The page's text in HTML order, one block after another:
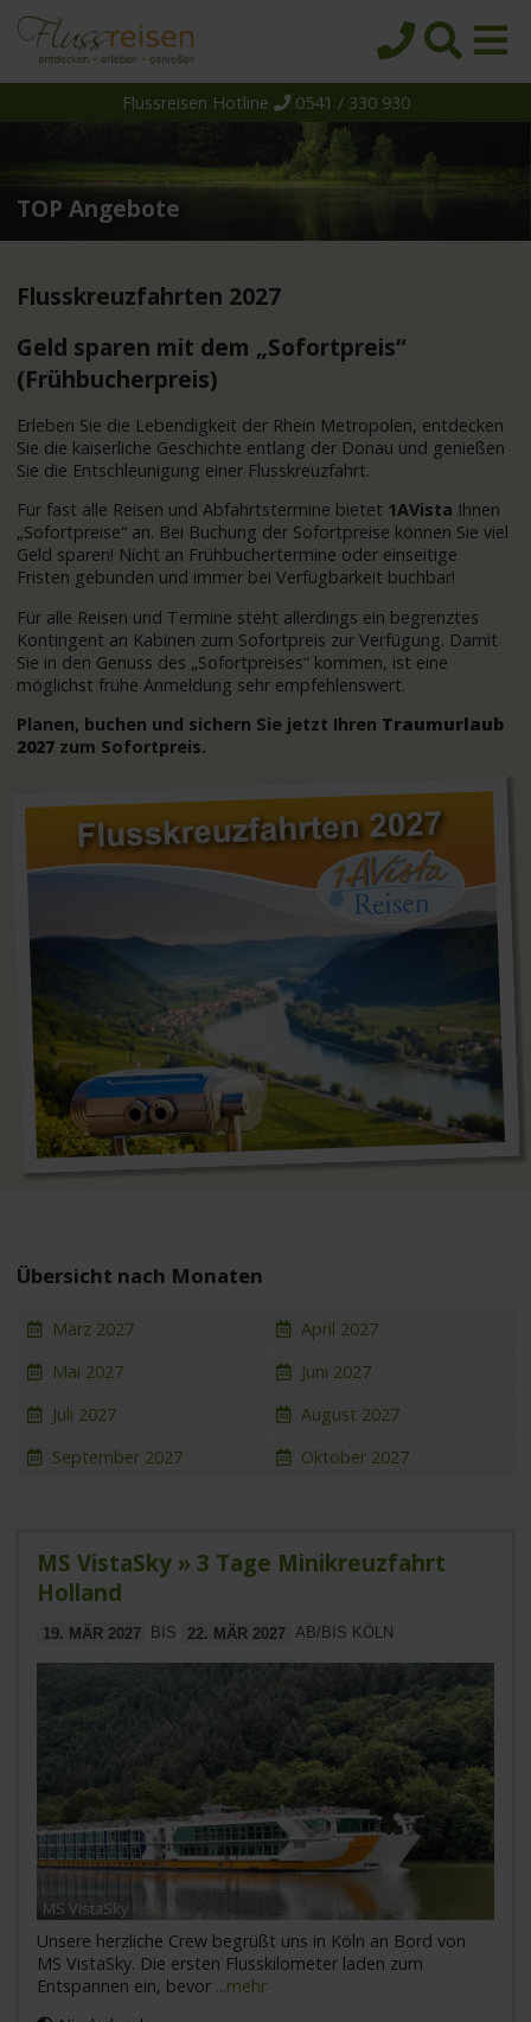
Themen
Reedereien
Über uns
Wissen
Suche
Flussreisen Hotline 0541 / 330 930
TOP Angebote
Flusskreuzfahrten 2027
Geld sparen mit dem „Sofortpreis“
(Frühbucherpreis)
Erleben Sie die Lebendigkeit der Rhein Metropolen, entdecken
Sie die kaiserliche Geschichte entlang der Donau und genießen
Sie die Entschleunigung einer Flusskreuzfahrt.
Für fast alle Reisen und Abfahrtstermine bietet 1AVista Ihnen
„Sofortpreise“ an. Bei Buchung der Sofortpreise können Sie viel
Geld sparen! Nicht an Frühbuchertermine oder einseitige
Fristen gebunden und immer bei Verfügbarkeit buchbar!
Für alle Reisen und Termine steht allerdings ein begrenztes
Kontingent an Kabinen zum Sofortpreis zur Verfügung. Damit
Sie in den Genuss des „Sofortpreises“ kommen, ist eine
möglichst frühe Anmeldung sehr empfehlenswert.
Planen, buchen und sichern Sie jetzt Ihren Traumurlaub
2027 zum Sofortpreis.
Übersicht nach Monaten
März 2027
April 2027
Mai 2027
Juni 2027
Juli 2027
August 2027
September 2027
Oktober 2027
MS VistaSky » 3 Tage Minikreuzfahrt
Holland
19. MÄR 2027 BIS 22. MÄR 2027 AB/BIS KÖLN
MS VistaSky
Unsere herzliche Crew begrüßt uns in Köln an Bord von
MS VistaSky. Die ersten Flusskilometer laden zum
Entspannen ein, bevor ...mehr